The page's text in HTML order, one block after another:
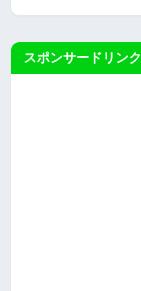
スポンサードリンク